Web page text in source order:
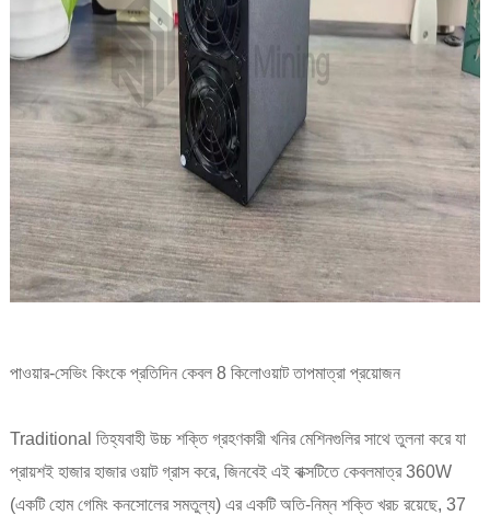
পাওয়ার-সেভিং কিংকে প্রতিদিন কেবল 8 কিলোওয়াট তাপমাত্রা প্রয়োজন
Traditional তিহ্যবাহী উচ্চ শক্তি গ্রহণকারী খনির মেশিনগুলির সাথে তুলনা করে যা
প্রায়শই হাজার হাজার ওয়াট গ্রাস করে, জিনবেই এই বাক্সটিতে কেবলমাত্র 360W
(একটি হোম গেমিং কনসোলের সমতুল্য) এর একটি অতি-নিম্ন শক্তি খরচ রয়েছে, 37